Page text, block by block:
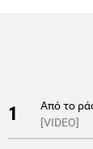
1
Aπό το
[VIDEO]